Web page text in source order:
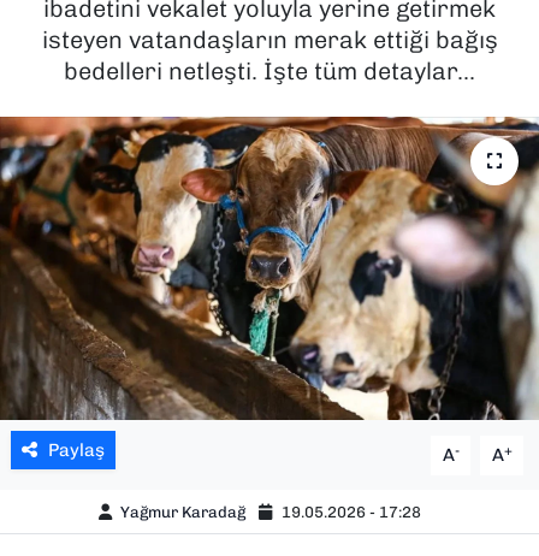
ibadetini vekalet yoluyla yerine getirmek
isteyen vatandaşların merak ettiği bağış
bedelleri netleşti. İşte tüm detaylar...
Paylaş A- A+
Yağmur Karadağ 19.05.2026 - 17:28
SAĞLIK
TEKNOLOJİ
YAŞAM
YEREL YÖNETİMLER